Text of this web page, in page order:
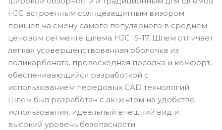
HJC встроенным солнцезащитным визором
пришел на смену самого популярного в среднем
ценовом сегменте шлема HJC IS-17. Шлем отличает
легкая усовершенствованная оболочка из
поликарбоната, превосходная посадка и комфорт,
обеспечивающийся разработкой с
использованием передовых CAD технологий.
Шлем был разработан с акцентом на удобство
использования, идеальный внешний вид и
высокий уровень безопасности.